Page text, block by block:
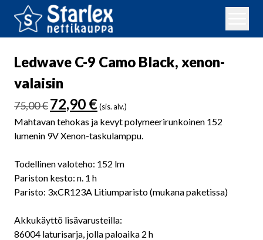
Ledwave C-9 Camo Black, xenon-
valaisin
75,00€ Alkuperäinen
hinta
oli:
75,00 €.
72,90 €Nykyinen
hinta
on:
72,90 €.
(sis. alv.)
Mahtavan tehokas ja kevyt polymeerirunkoinen 152
lumenin 9V Xenon-taskulamppu.
Todellinen valoteho: 152 lm
Pariston kesto: n. 1 h
Paristo: 3xCR123A Litiumparisto (mukana paketissa)
Akkukäyttö lisävarusteilla:
86004 laturisarja, jolla paloaika 2 h